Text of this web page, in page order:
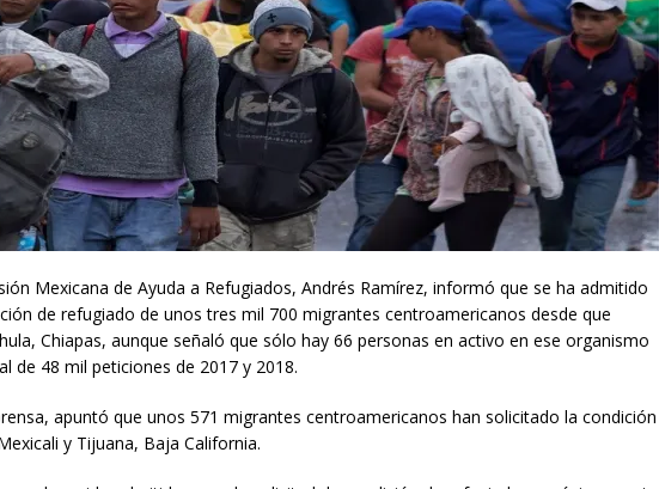
Mexicana de Ayuda a Refugiados, Andrés Ramírez, informó que se ha admitido
de refugiado de unos tres mil 700 migrantes centroamericanos desde que
Chiapas, aunque señaló que sólo hay 66 personas en activo en ese organismo
de 48 mil peticiones de 2017 y 2018.
apuntó que unos 571 migrantes centroamericanos han solicitado la condición
y Tijuana, Baja California.